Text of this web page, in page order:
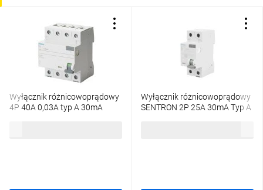
Jaka jest zdolność
zwarciowa wyłącznika
różnicowoprądowego
serii 5SV?
Wyłącznik różnicowoprądowy
4P 40A 0,03A typ A 30mA
Wyłącznik różnicowoprądowy
SENTRON 2P 25A 30mA Typ A